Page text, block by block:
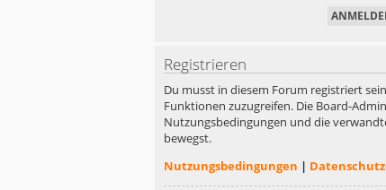
Registrieren
Du musst in diesem Forum registriert
Funktionen zuzugreifen. Die Board-
Nutzungsbedingungen und die
bewegst.
Nutzungsbedingungen |